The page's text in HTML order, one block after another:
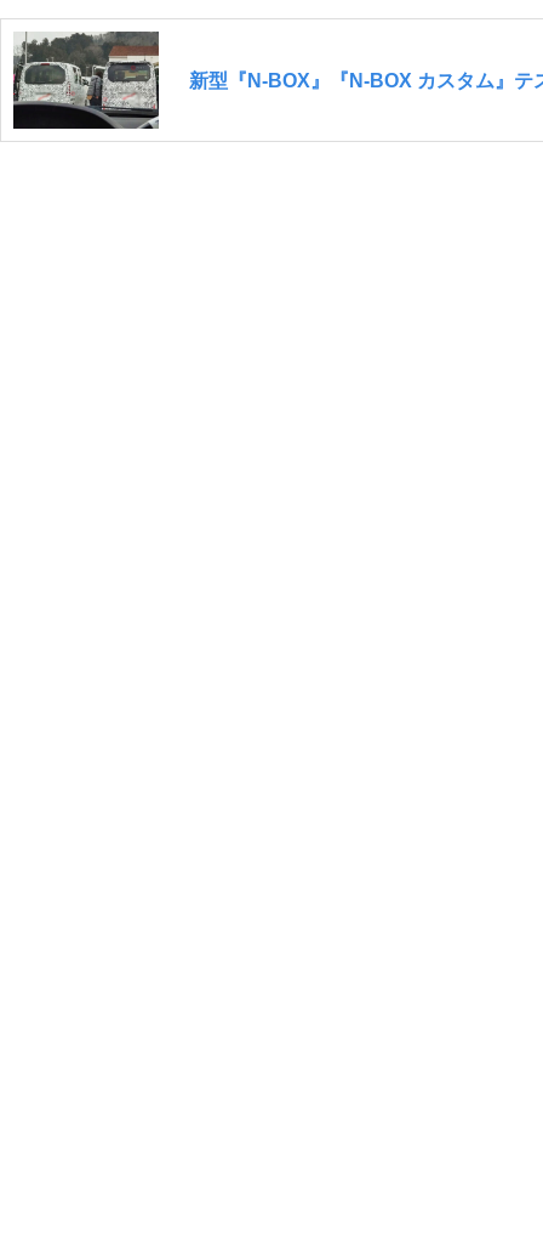
新型『N-BOX』『N-BOX カスタム』